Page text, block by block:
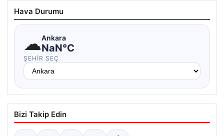
Hava Durumu
☁Ankara
NaN°C
ŞEHIR SEÇ
Bizi Takip Edin